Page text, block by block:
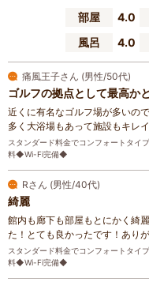
部屋
4.0
風呂
4.0
痛風王子さん (男性/50代)
ゴルフの拠点として最高かと
近くに有名なゴルフ場が多いの
多く大浴場もあって施設もキレ
スタンダード料金でコンフォートタ
料◆Wi-Fi完備◆
Rさん (男性/40代)
綺麗
館内も廊下も部屋もとにかく綺
た！とても良かったです！あり
スタンダード料金でコンフォートタ
料◆Wi-Fi完備◆